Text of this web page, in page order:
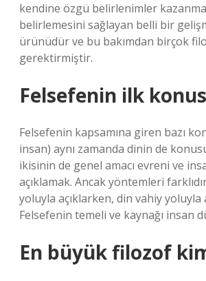
kendine özgü belirlenimler
belirlemesini sağlayan belli bir
ürünüdür ve bu bakımdan birçok
gerektirmiştir.
Felsefenin ilk
Felsefenin kapsamına giren bazı
insan) aynı zamanda dinin de
ikisinin de genel amacı evreni ve
açıklamak. Ancak yöntemleri
yoluyla açıklarken, din vahiy yoluyla
Felsefenin temeli ve kaynağı insan
En büyük filozof